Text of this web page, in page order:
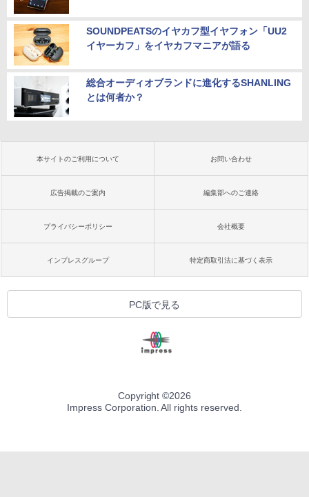
SOUNDPEATSのイヤカフ型イヤフォン「UU2
イヤーカフ」をイヤカフマニアが語る
総合オーディオブランドに進化するSHANLING
とは何者か？
本サイトのご利用について お問い合わせ
広告掲載のご案内 編集部へのご連絡
プライバシーポリシー 会社概要
インプレスグループ 特定商取引法に基づく表示
PC版で見る
Copyright ©2026
Impress Corporation. All rights reserved.